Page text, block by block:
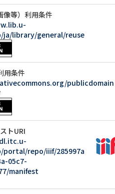
像等）利用条件
ja/library/general/reuse
用条件
publicdomain
トURI
portal/repo/iiif/285997a
05c7-
manifest